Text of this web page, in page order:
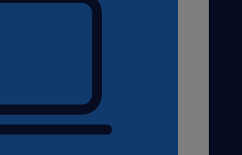
privacy/) ai sensi dell'art. 13